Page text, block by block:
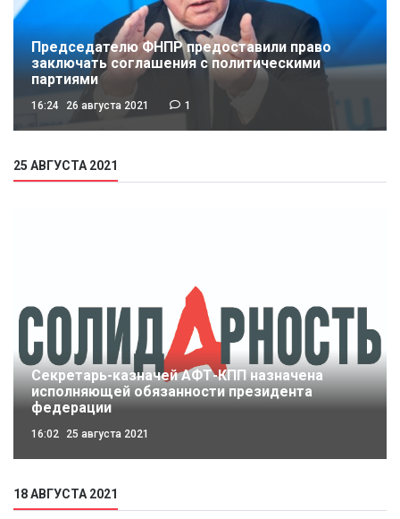
Председателю ФНПР предоставили право
заключать соглашения с политическими
партиями
16:24 26 августа 2021 1
25 АВГУСТА 2021
Секретарь-казначей АФТ-КПП назначена
исполняющей обязанности президента
федерации
16:02 25 августа 2021
18 АВГУСТА 2021